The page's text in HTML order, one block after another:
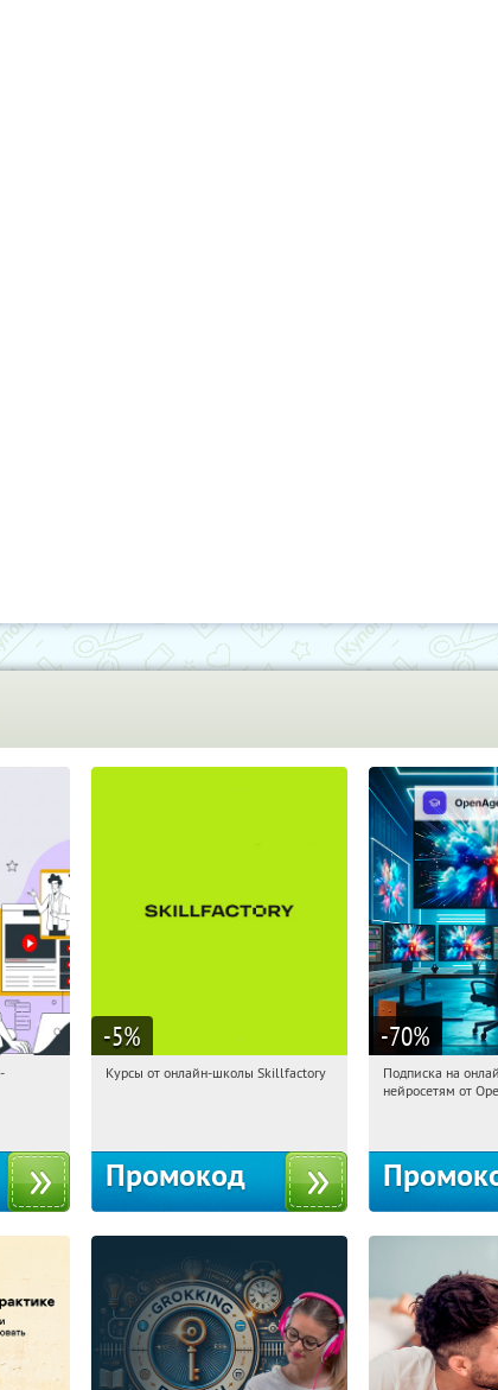
-5%
20:33:57
Получи первым!
Курсы от онлайн-школы Skillfactory
Промокод
-70%
20:33:57
Подписка на
нейросетям от